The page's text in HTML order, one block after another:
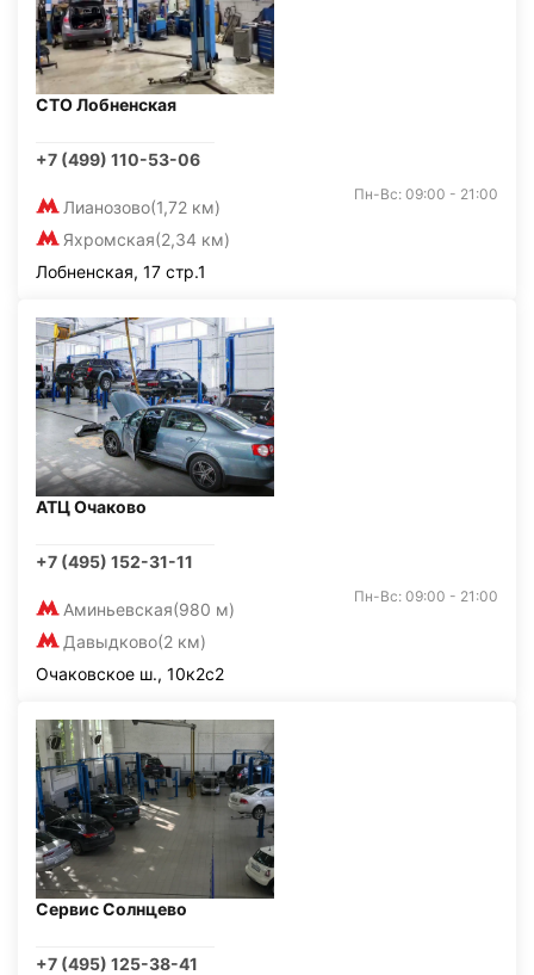
СТО Лобненская
+7 (499) 110-53-06
Лианозово(1,72 км)
Яхромская(2,34 км)
Пн-Вс: 09:00 - 21:00
Лобненская, 17 стр.1
АТЦ Очаково
+7 (495) 152-31-11
Аминьевская(980 м)
Давыдково(2 км)
Пн-Вс: 09:00 - 21:00
Очаковское ш., 10к2с2
Сервис Солнцево
+7 (495) 125-38-41